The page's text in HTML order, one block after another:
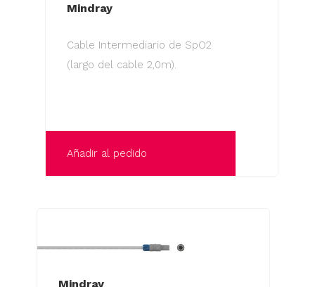
Mindray
Cable Intermediario de SpO2
(largo del cable 2,0m).
Añadir al pedido
Mindray